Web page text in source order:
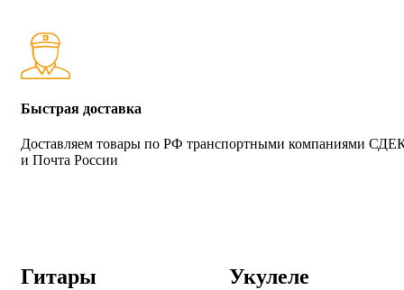
Быстрая доставка
Доставляем товары по РФ транспортными компаниями
и Почта России
Гитары Укулеле